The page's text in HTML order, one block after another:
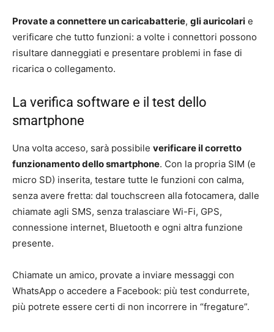
Provate a connettere un caricabatterie, gli auricolari e
verificare che tutto funzioni: a volte i connettori possono
risultare danneggiati e presentare problemi in fase di
ricarica o collegamento.
La verifica software e il test dello
smartphone
Una volta acceso, sarà possibile verificare il corretto
funzionamento dello smartphone. Con la propria SIM (e
micro SD) inserita, testare tutte le funzioni con calma,
senza avere fretta: dal touchscreen alla fotocamera, dalle
chiamate agli SMS, senza tralasciare Wi-Fi, GPS,
connessione internet, Bluetooth e ogni altra funzione
presente.
Chiamate un amico, provate a inviare messaggi con
WhatsApp o accedere a Facebook: più test condurrete,
più potrete essere certi di non incorrere in “fregature”.